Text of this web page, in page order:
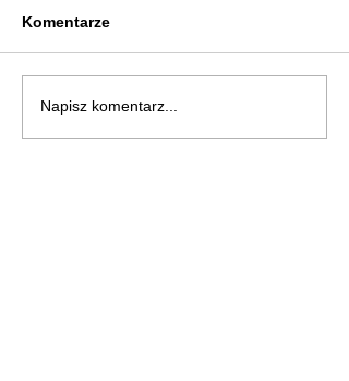
Komentarze
Napisz komentarz...